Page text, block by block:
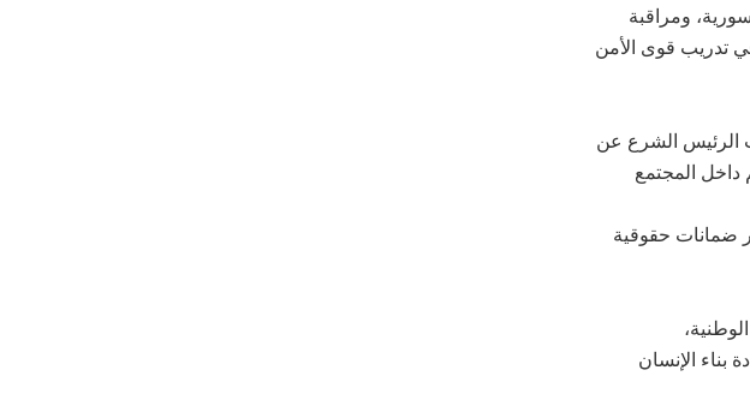
ومراقبة
في تدريب قوى الأمن
أوروبا، وأعرب الرئيس الشرع عن
المجتمع
ضمانات حقوقية
بناء الإنسان